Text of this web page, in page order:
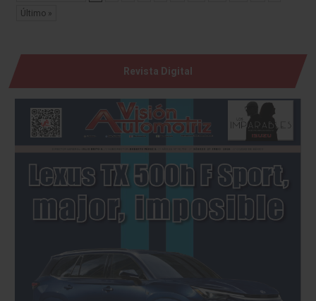
Último »
Revista Digital